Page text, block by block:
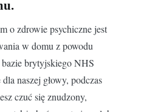
o zdrowie psychiczne jest
w domu z powodu
brytyjskiego NHS
naszej głowy, podczas
czuć się znudzony,